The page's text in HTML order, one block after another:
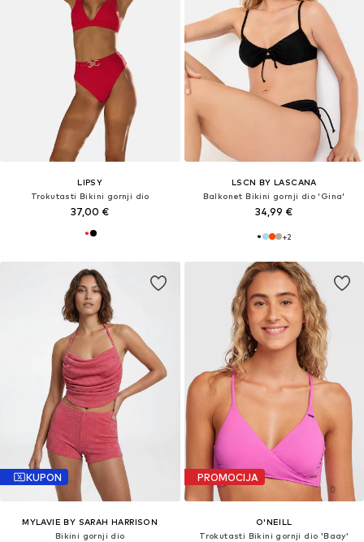
LIPSY
Trokutasti Bikini gornji dio
37,00 €
LSCN BY LASCANA
Balkonet Bikini gornji dio 'Gina'
34,99 €
+2
KUPON
MYLAVIE BY SARAH HARRISON
Bikini gornji dio
PROMOCIJA
O'NEILL
Trokutasti Bikini gornji dio 'Baay'